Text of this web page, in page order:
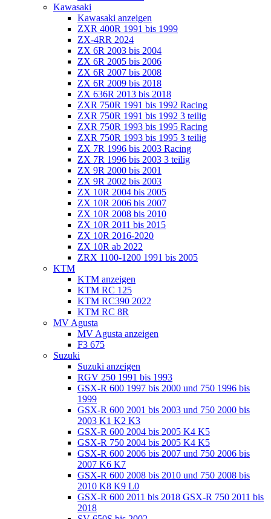
Kawasaki
Kawasaki anzeigen
ZXR 400R 1991 bis 1999
ZX-4RR 2024
ZX 6R 2003 bis 2004
ZX 6R 2005 bis 2006
ZX 6R 2007 bis 2008
ZX 6R 2009 bis 2018
ZX 636R 2013 bis 2018
ZXR 750R 1991 bis 1992 Racing
ZXR 750R 1991 bis 1992 3 teilig
ZXR 750R 1993 bis 1995 Racing
ZXR 750R 1993 bis 1995 3 teilig
ZX 7R 1996 bis 2003 Racing
ZX 7R 1996 bis 2003 3 teilig
ZX 9R 2000 bis 2001
ZX 9R 2002 bis 2003
ZX 10R 2004 bis 2005
ZX 10R 2006 bis 2007
ZX 10R 2008 bis 2010
ZX 10R 2011 bis 2015
ZX 10R 2016-2020
ZX 10R ab 2022
ZRX 1100-1200 1991 bis 2005
KTM
KTM anzeigen
KTM RC 125
KTM RC390 2022
KTM RC 8R
MV Agusta
MV Agusta anzeigen
F3 675
Suzuki
Suzuki anzeigen
RGV 250 1991 bis 1993
GSX-R 600 1997 bis 2000 und 750 1996 bis
1999
GSX-R 600 2001 bis 2003 und 750 2000 bis
2003 K1 K2 K3
GSX-R 600 2004 bis 2005 K4 K5
GSX-R 750 2004 bis 2005 K4 K5
GSX-R 600 2006 bis 2007 und 750 2006 bis
2007 K6 K7
GSX-R 600 2008 bis 2010 und 750 2008 bis
2010 K8 K9 L0
GSX-R 600 2011 bis 2018 GSX-R 750 2011 bis
2018